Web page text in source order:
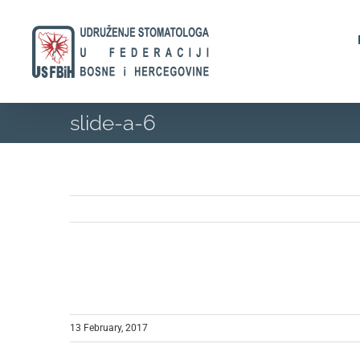
content
slide-a-6
13 February, 2017